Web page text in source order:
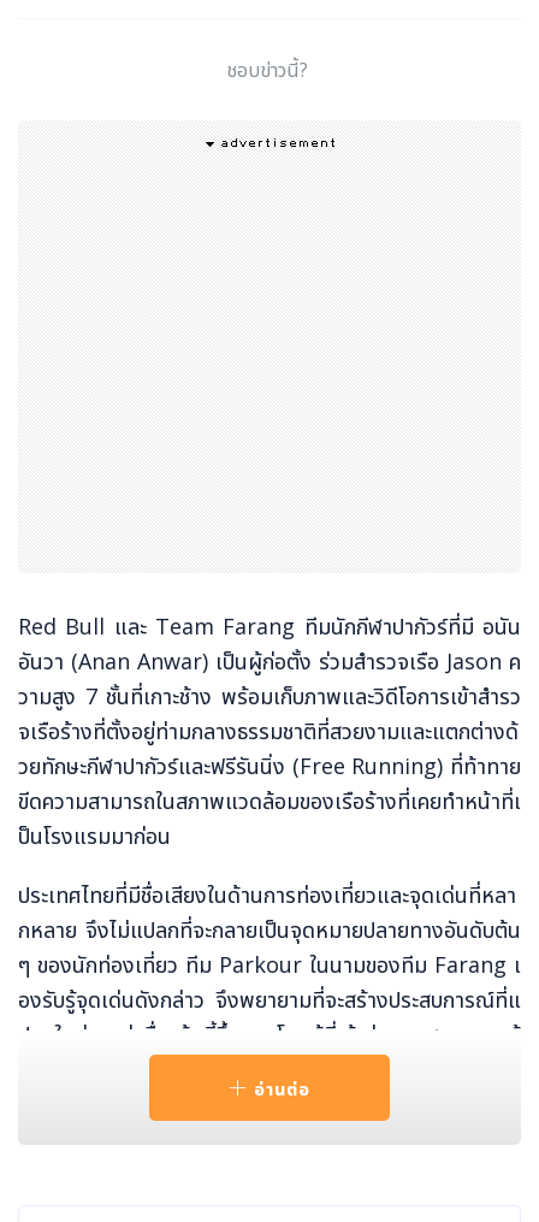
ชอบข่าวนี้?
Red Bull และ Team Farang ทีมนักกีฬาปากัวร์ที่มี อนัน
อันวา (Anan Anwar) เป็นผู้ก่อตั้ง ร่วมสำรวจเรือ Jason ค
วามสูง 7 ชั้นที่เกาะช้าง พร้อมเก็บภาพและวิดีโอการเข้าสำรว
จเรือร้างที่ตั้งอยู่ท่ามกลางธรรมชาติที่สวยงามและแตกต่างด้
วยทักษะกีฬาปากัวร์และฟรีรันนิ่ง (Free Running) ที่ท้าทาย
ขีดความสามารถในสภาพแวดล้อมของเรือร้างที่เคยทำหน้าที่เ
ป็นโรงแรมมาก่อน
ประเทศไทยที่มีชื่อเสียงในด้านการท่องเที่ยวและจุดเด่นที่หลา
กหลาย จึงไม่แปลกที่จะกลายเป็นจุดหมายปลายทางอันดับต้น
ๆ ของนักท่องเที่ยว ทีม Parkour ในนามของทีม Farang เ
องรับรู้จุดเด่นดังกล่าว จึงพยายามที่จะสร้างประสบการณ์ที่แ
ปลกใหม่และน่าตื่นเต้นนี้ขึ้นมา โดยผู้ที่เข้าร่วมทดสอบความท้
าทายในครั้งนี้ คือ Jason Paul และ Dominic Di Tomass
o นักกีฬาจาก Red Bull พร้อมกับเหล่าสมาชิกของทีม Fara
ng อย่าง Anan Anwar, Joe Scandrett และ Montree
อ่านต่อ